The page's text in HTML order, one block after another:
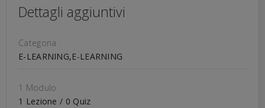
Dettagli aggiuntivi
Categoria
E-LEARNING,E-LEARNING
1 Modulo
1 Lezione / 0 Quiz